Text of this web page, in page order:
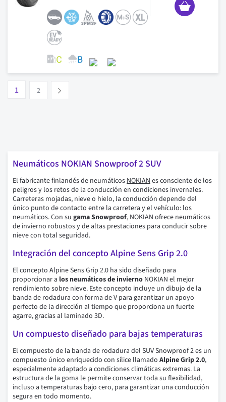
Vous lisez actuellement la page
1 2
Neumáticos NOKIAN Snowproof 2 SUV
El fabricante finlandés de neumáticosNOKIANes consciente de los
peligros y los retos de la conducción en condiciones invernales.
Carreteras mojadas, nieve o hielo, la conducción depende del
único punto de contacto entre la carretera y el vehículo: los
neumáticos. Con su gama Snowproof, NOKIAN ofrece neumáticos
de invierno robustos y de altas prestaciones para conducir sobre
nieve con total seguridad.
Integración del concepto Alpine Sens Grip 2.0
El concepto Alpine Sens Grip 2.0 ha sido diseñado para
proporcionar a los neumáticos de invierno NOKIAN el mejor
rendimiento sobre nieve. Este concepto incluye un dibujo de la
banda de rodadura con forma de V para garantizar un apoyo
perfecto de la dirección al tiempo que proporciona un fuerte
agarre, gracias al laminado 3D.
Un compuesto diseñado para bajas temperaturas
El compuesto de la banda de rodadura del SUV Snowproof 2 es un
compuesto único enriquecido con sílice llamado Alpine Grip 2.0,
especialmente adaptado a condiciones climáticas extremas. La
estructura de la goma le permite conservar toda su flexibilidad,
incluso a temperaturas bajo cero, para garantizar una conducción
segura en todo momento.